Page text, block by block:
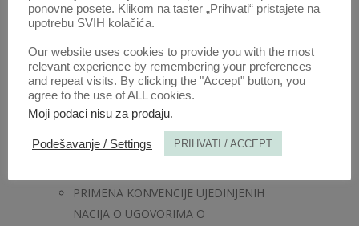
NA POSTAVLJANJE PITANJA
TELEVIZIJSKI FORMATI KAO
(NE)ZAŠTIĆENA INTELEKTUALNA DOBRA
VREDNOSNA USMERENOST PRAVA
NASPRAM PRAVNOG POZITIVIZMA
O USTAVNOSTI IZVRŠENJA POTRAŽIVANJA
PUTEM PRIVATNIH IZVRŠITELJA
POLITIČKI IDENTITET ATINE I
PRIMENA KONVENCIJE UJEDINJENIH
NACIJA O UGOVORIMA O
ponovne posete. Klikom na taster „Prihvati“ pristajete na
upotrebu SVIH kolačića.
Our website uses cookies to provide you with the most
relevant experience by remembering your preferences
and repeat visits. By clicking the "Accept" button, you
agree to the use of ALL cookies.
Moji podaci nisu za prodaju.
Podešavanje / Settings PRIHVATI / ACCEPT